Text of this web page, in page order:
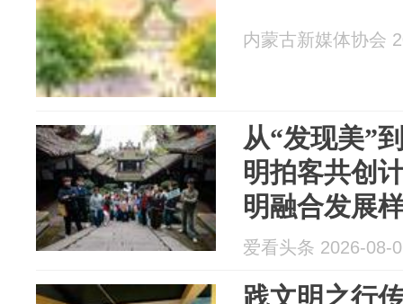
内蒙古新媒体协会
从“发现美”
明拍客共创
明融合发展
爱看头条 2026-08-
践文明之行